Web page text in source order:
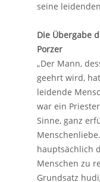
seine
Die Übergabe
Porzer
„Der Mann,
geehrt wird,
leidende
war ein
Sinne, ganz
hauptsächlich
Menschen zu
Grundsatz